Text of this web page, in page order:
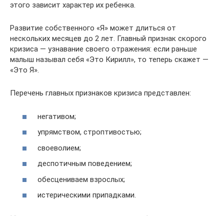
этого зависит характер их ребенка.
Развитие собственного «Я» может длиться от
нескольких месяцев до 2 лет. Главный признак скорого
кризиса — узнавание своего отражения: если раньше
малыш называл себя «Это Кирилл», то теперь скажет —
«Это Я».
Перечень главных признаков кризиса представлен:
негативом;
упрямством, строптивостью;
своеволием;
деспотичным поведением;
обесцениваем взрослых;
истерическими припадками.